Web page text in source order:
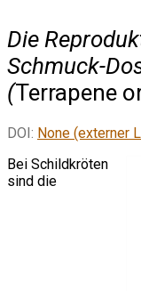
Die
Schmuck-
(Terrapene
DOI: None (externer
Bei Schildkröten
sind die